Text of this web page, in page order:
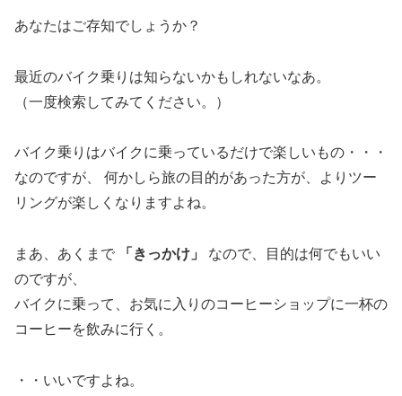
あなたはご存知でしょうか？
最近のバイク乗りは知らないかもしれないなあ。
（一度検索してみてください。）
バイク乗りはバイクに乗っているだけで楽しいもの・・・
なのですが、 何かしら旅の目的があった方が、よりツー
リングが楽しくなりますよね。
まあ、あくまで 「きっかけ」
なので、目的は何でもいい
のですが、
バイクに乗って、お気に入りのコーヒーショップに一杯の
コーヒーを飲みに行く。
・・いいですよね。